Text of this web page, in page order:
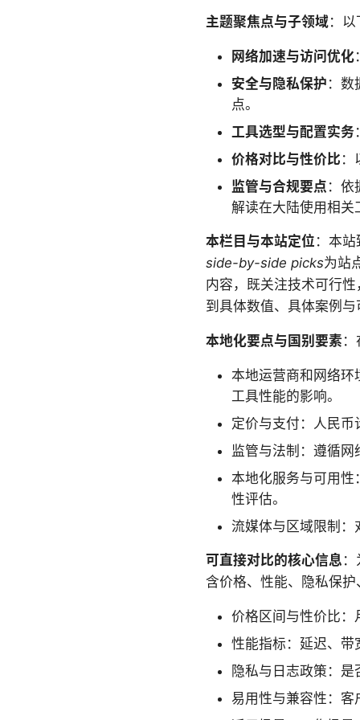
主题聚焦点与子领域：
网络加速与访问优化
安全与隐私保护 ：数
点。
工具选型与配置实务
价格对比与性价比 ：
监管与合规要点 ：依
解读在大陆使用相关
本栏目与本站定位 ：本
side-by-side picks为站
内容，既关注技术可行
到具体数值、具体案例
本地化要点与国别要素
本地运营商和网络环
工具性能的影响。
定价与支付：人民
监管与法制：遵循
本地化服务与可用性
性评估。
流媒体与区域限制：
可直接对比的核心信息
含价格、性能、隐私保
价格区间与性价比
性能指标：延迟、带
隐私与日志政策：
易用性与兼容性：客